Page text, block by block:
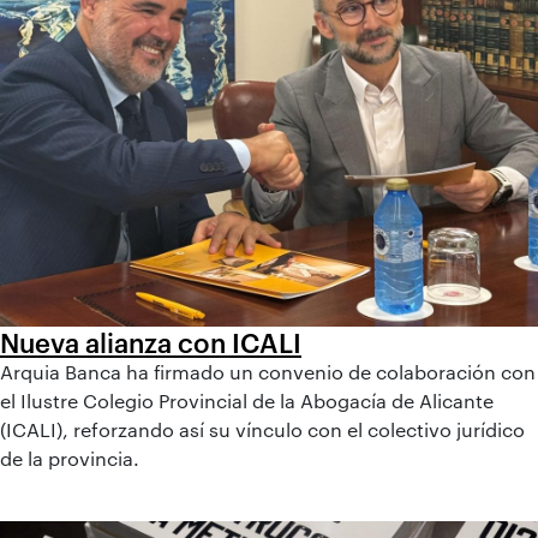
Nueva alianza con ICALI
Arquia Banca ha firmado un convenio de colaboración con
el Ilustre Colegio Provincial de la Abogacía de Alicante
(ICALI), reforzando así su vínculo con el colectivo jurídico
de la provincia.